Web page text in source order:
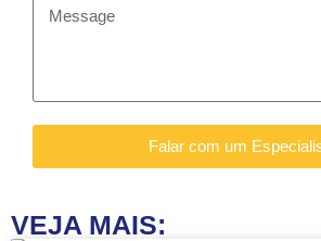
Falar com um
VEJA MAIS: